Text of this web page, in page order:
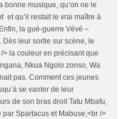
bonne musique, qu’on ne le
et qu’il restait le vrai maître à
la gué-guerre Vévé –
leur sortie sur scène, le
la couleur en précisant que
Nkua Ngolo zonso, Wa
pas. Comment ces jeunes
se vanter de leur
de son bras droit Tatu Mbafu,
Spartacus et Mabuse,<br />